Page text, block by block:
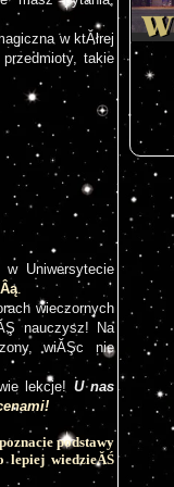
w ktĂłrej
takie
w Uniwersytecie
.
wieczornych
nauczysz! Na
wiĂŞc nie
lekcje! U nas
podstawy
lepiej wiedzieĂŚ